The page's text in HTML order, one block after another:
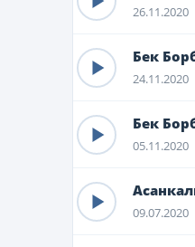
26.11.2020
Бек
24.11.2020
Бек
05.11.2020
09.07.2020